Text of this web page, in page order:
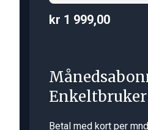
kr 1 999,00
Enkeltbruker
Betal med kort per mnd